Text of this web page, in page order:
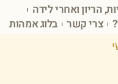
הריון ואחרי לידה
צרי קשר בלוג אמהות